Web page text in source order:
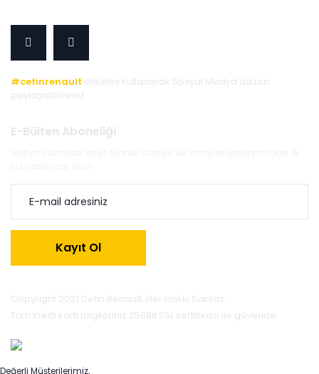
#cetinrenault etiketini kullanarak Sosyal Medya'da bizi
paylaşabilirsiniz.
E-Bülten Aboneliği
Kayıt Ol
Copyright 2021 Cetin Renault. Her Hakkı Saklıdır.
Tüm kredi kartı bilgileriniz 256Bit SSL sertifikası ile güvende.
Değerli Müşterilerimiz,